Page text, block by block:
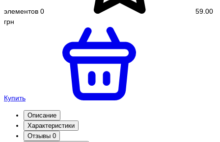
элементов 0
59.00
грн
Купить
Описание
Характеристики
Отзывы 0